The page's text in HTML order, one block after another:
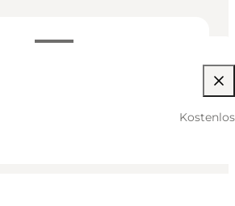
Kostenlos